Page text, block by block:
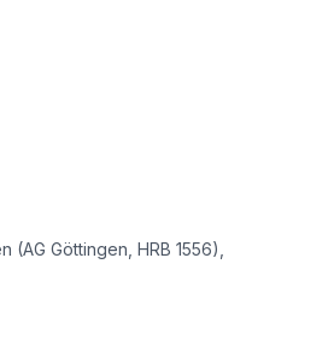
Göttingen, HRB 1556),